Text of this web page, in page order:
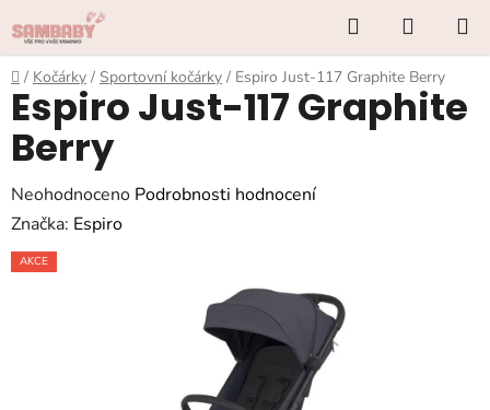
na
obsah
Hledat
KOŠÍK
Domů
/ Kočárky / Sportovní kočárky / Espiro Just-117 Graphite Berry
Espiro Just-117 Graphite
Berry
Průměrné
hodnocení
produktu
Neohodnoceno Podrobnosti hodnocení
Značka: Espiro
AKCE